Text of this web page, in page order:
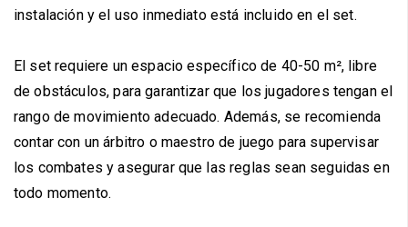
instalación y el uso inmediato está incluido en el set.
El set requiere un espacio específico de 40-50 m², libre
de obstáculos, para garantizar que los jugadores tengan el
rango de movimiento adecuado. Además, se recomienda
contar con un árbitro o maestro de juego para supervisar
los combates y asegurar que las reglas sean seguidas en
todo momento.